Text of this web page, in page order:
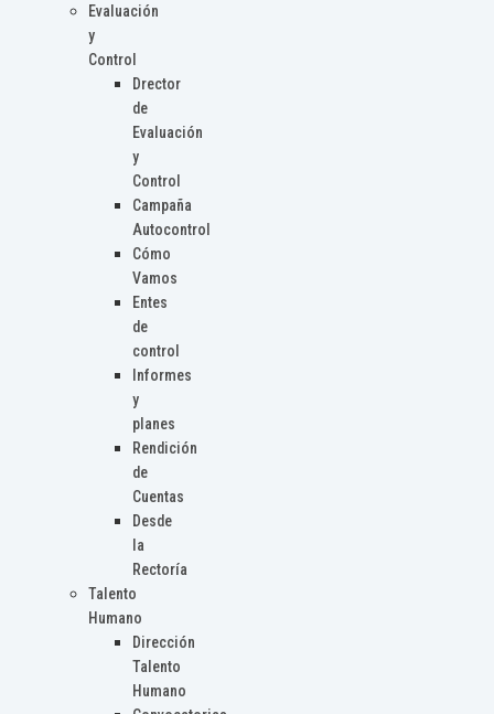
Evaluación
y
Control
Drector
de
Evaluación
y
Control
Campaña
Autocontrol
Cómo
Vamos
Entes
de
control
Informes
y
planes
Rendición
de
Cuentas
Desde
la
Rectoría
Talento
Humano
Dirección
Talento
Humano